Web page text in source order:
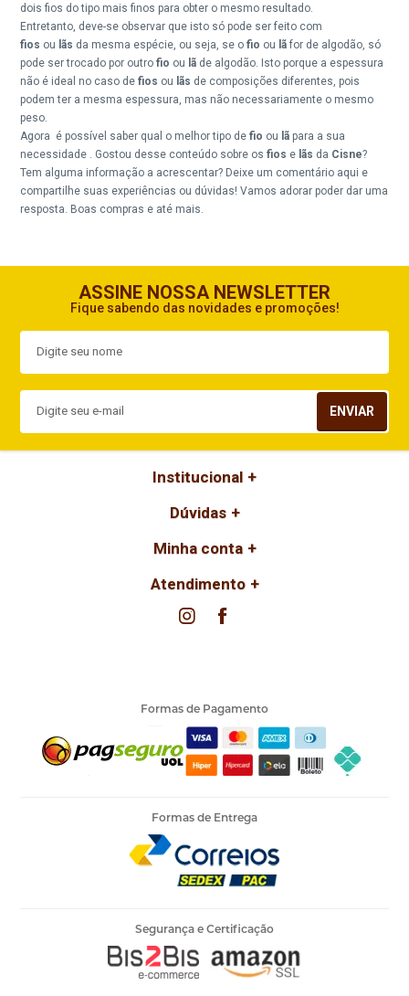
dois fios do tipo mais finos para obter o mesmo resultado.
Entretanto, deve-se observar que isto só pode ser feito com
fios ou lãs da mesma espécie, ou seja, se ofio ou lãfor de algodão, só
pode ser trocado por outrofio ou lã de algodão. Isto porque a espessura
não é ideal no caso defios ou lãs de composições diferentes, pois
podem ter a mesma espessura, mas não necessariamente o mesmo
peso.
Agora é possível saber qual o melhor tipo defio ou lã para a sua
necessidade . Gostou desse conteúdo sobre osfios e lãs da Cisne?
Tem alguma informação a acrescentar? Deixe um comentário aqui e
compartilhe suas experiências ou dúvidas! Vamos adorar poder dar uma
resposta. Boas compras e até mais.
ASSINE NOSSA NEWSLETTER
Fique sabendo das novidades e promoções!
ENVIAR
Institucional
Dúvidas
Minha conta
Atendimento
Formas de Pagamento
Formas de Entrega
Segurança e Certificação